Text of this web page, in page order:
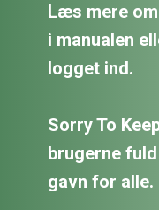
Læs mere
i manualen
logget ind.
Sorry To
brugerne
gavn for alle.